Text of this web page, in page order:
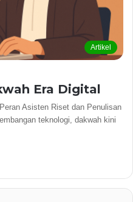
Artikel
Era Digital
Asisten Riset dan Penulisan
teknologi, dakwah kini